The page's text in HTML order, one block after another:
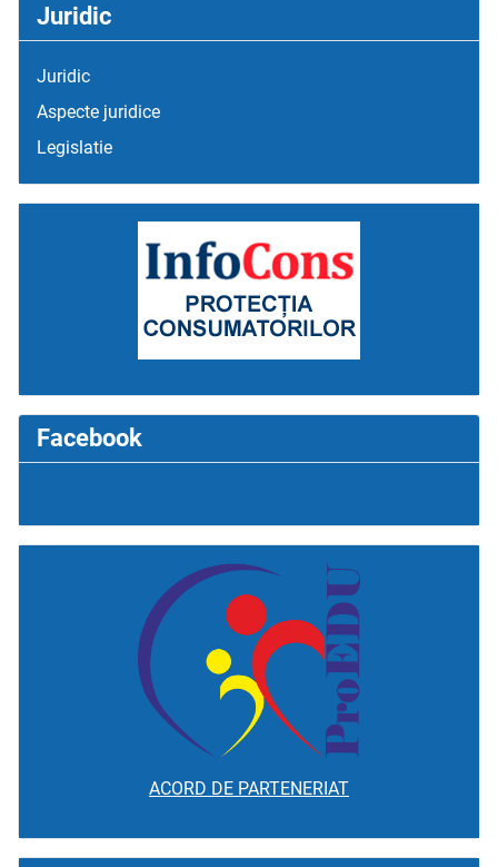
Juridic
Juridic
Aspecte juridice
Legislatie
Facebook
ACORD DE PARTENERIAT